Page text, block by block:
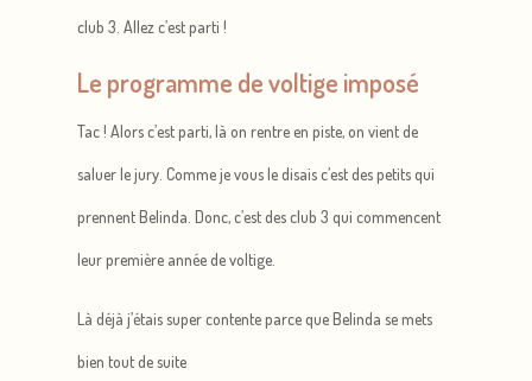
club 3. Allez c’est parti !
Le programme de voltige imposé
Tac ! Alors c’est parti, là on rentre en piste, on vient de
saluer le jury. Comme je vous le disais c’est des petits qui
prennent Belinda. Donc, c’est des club 3 qui commencent
leur première année de voltige.
Là déjà j’étais super contente parce que Belinda se mets
bien tout de suite